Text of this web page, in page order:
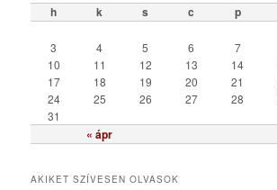
ó
r
h k s c p
« ápr
3
4 5 6 7
10
11 12 13 14
17
18 19 20 21
24
25 26 27 28
31
AKIKET SZÍVESEN OLVASOK